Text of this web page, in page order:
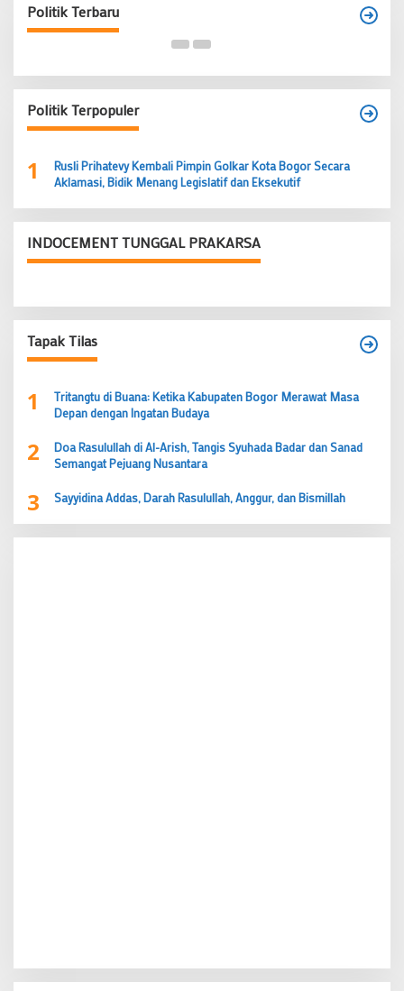
Politik Terbaru
Di Banten, Politik
Politik Terpopuler
1
Rusli Prihatevy Kembali Pimpin Golkar Kota Bogor Secara
Aklamasi, Bidik Menang Legislatif dan Eksekutif
INDOCEMENT TUNGGAL PRAKARSA
Tapak Tilas
1
Tritangtu di Buana: Ketika Kabupaten Bogor Merawat Masa
Depan dengan Ingatan Budaya
2
Doa Rasulullah di Al-Arish, Tangis Syuhada Badar dan Sanad
Semangat Pejuang Nusantara
3 Sayyidina Addas, Darah Rasulullah, Anggur, dan Bismillah